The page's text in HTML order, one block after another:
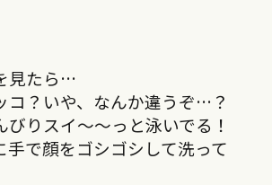
見たら…
コ？いや、なんか違うぞ…？
りスイ〜〜っと泳いでる！
手で顔をゴシゴシして洗って